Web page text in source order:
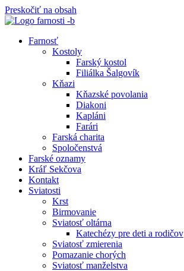
Preskočiť na obsah
Farnosť
Kostoly
Farský kostol
Filiálka Šalgovík
Kňazi
Kňazské povolania
Diakoni
Kapláni
Farári
Farská charita
Spoločenstvá
Farské oznamy
Kráľ Sekčova
Kontakt
Sviatosti
Krst
Birmovanie
Sviatosť oltárna
Katechézy pre deti a rodičov
Sviatosť zmierenia
Pomazanie chorých
Sviatosť manželstva